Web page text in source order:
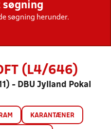
KLUBBER OG
søgning
søgning herunder.
(L4/646)
- DBU Jylland Pokal
KARANTÆNER